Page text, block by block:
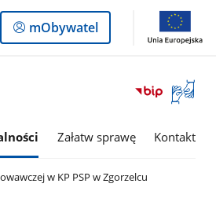
Logowanie
do
mObywatel
Otwórz
okno
Załatw sprawę Kontakt
w KP PSP w Zgorzelcu